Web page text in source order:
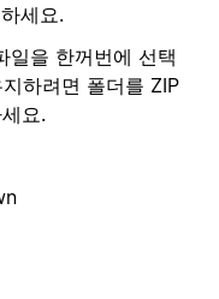
세요.
을 한꺼번에 선택
하려면 폴더를 ZIP
요.